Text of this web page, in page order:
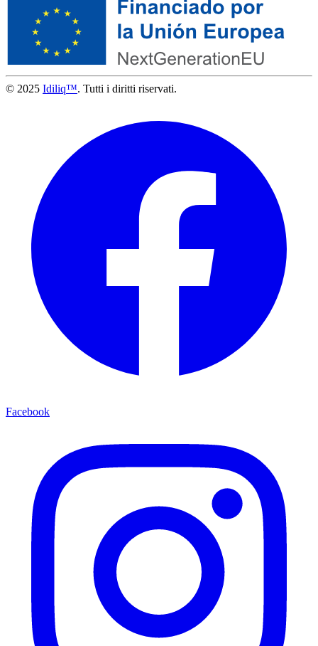
© 2025 Idiliq™. Tutti i diritti riservati.
Facebook